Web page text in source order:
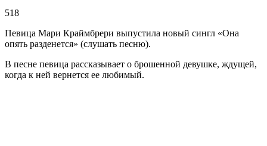
518
Певица Мари Краймбрери выпустила новый сингл «Она
опять разденется» (слушать песню).
В песне певица рассказывает о брошенной девушке, ждущей,
когда к ней вернется ее любимый.